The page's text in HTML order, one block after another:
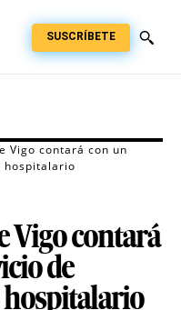
SUSCRÍBETE
Vigo contará con un
hospitalario
Vigo contará
de